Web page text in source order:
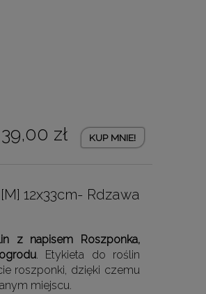
39,00 zł KUP MNIE!
12x33cm- Rdzawa
z napisem Roszponka,
. Etykieta do roślin
roszponki, dzięki czemu
miejscu.